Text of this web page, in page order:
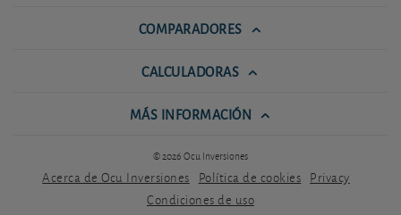
COMPARADORES
CALCULADORAS
MÁS INFORMACIÓN
© 2026 Ocu Inversiones
Acerca de Ocu Inversiones Política de cookies Privacy
Condiciones de uso